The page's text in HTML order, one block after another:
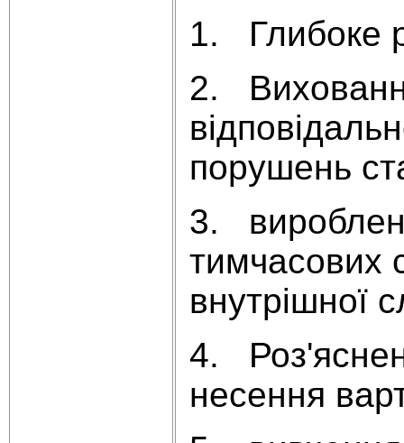
1. Глибоке
2.
порушень
3.
тимчасових
внутрішної
4.
несення